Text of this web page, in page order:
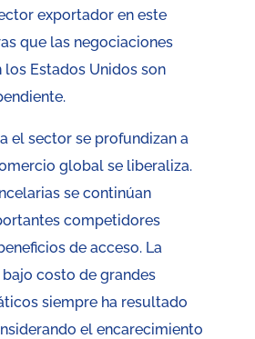
exportador en este
que las negociaciones
Estados Unidos son
el sector se profundizan a
global se liberaliza.
se continúan
competidores
de acceso. La
costo de grandes
siempre ha resultado
el encarecimiento